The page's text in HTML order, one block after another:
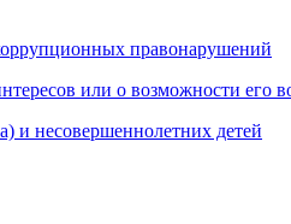
правонарушений
или о возможности его
и несовершеннолетних детей